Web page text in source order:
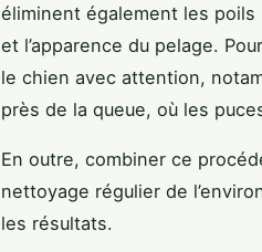
éliminent également les
et l’apparence du pelage.
le chien avec attention,
près de la queue, où les
En outre, combiner ce
nettoyage régulier de
les résultats.